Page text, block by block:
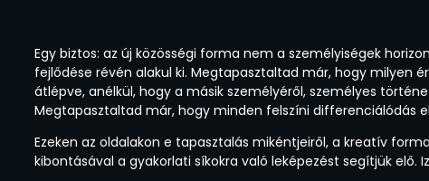
Egy biztos: az új közösségi forma nem a személyiségek
fejlődése révén alakul ki. Megtapasztaltad már, hogy milyen
átlépve, anélkül, hogy a másik személyéről, személyes
Megtapasztaltad már, hogy minden felszíni differenciálódás
Ezeken az oldalakon e tapasztalás mikéntjeiről, a kreatív
kibontásával a gyakorlati síkokra való leképezést segítjük elő.